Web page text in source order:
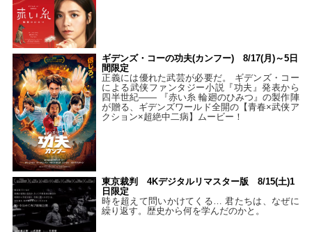
ギデンズ・コーの功夫(カンフー) 8/17(月)～5日
間限定
正義には優れた武芸が必要だ。 ギデンズ・コー
による武侠ファンタジー小説『功夫』発表から
四半世紀―― 『赤い糸 輪廻のひみつ』の製作陣
が贈る、ギデンズワールド全開の【青春×武侠ア
クション×超絶中二病】ムービー！
東京裁判 4Kデジタルリマスター版 8/15(土)1
日限定
時を超えて問いかけてくる… 君たちは、なぜに
繰り返す。歴史から何を学んだのかと。